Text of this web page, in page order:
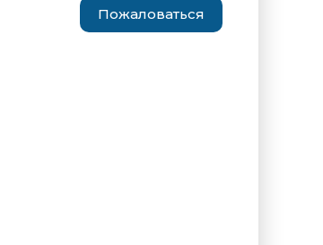
Пожаловаться